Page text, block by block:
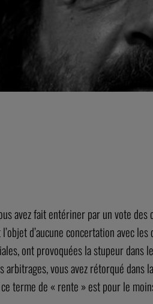
avez fait entériner par un vote
d’aucune concertation avec
ont provoquées la stupeur dans
vous avez rétorqué dans
terme de « rente » est pour le